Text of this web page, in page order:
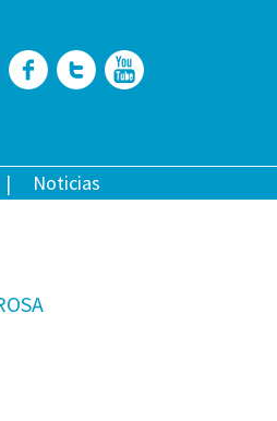
Facebook
Twitter
Noticias